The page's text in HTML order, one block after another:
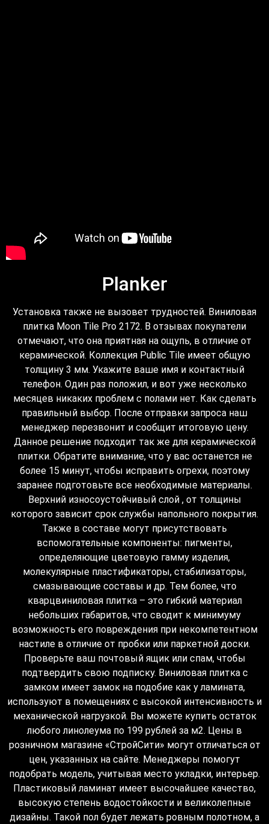
Planker
Установка также не вызовет трудностей. Виниловая
плитка Moon Tile Pro 2172. В отзывах покупатели
отмечают, что она приятная на ощупь, в отличие от
керамической. Коллекция Public Tile имеет общую
толщину 3 мм. Укажите ваше имя и контактный
телефон. Один раз положил, и вот уже несколько
месяцев никаких проблем с полами нет. Как сделать
правильный выбор. После отправки запроса наш
менеджер перезвонит и сообщит итоговую цену.
Данное решение подходит так же для керамической
плитки. Обратите внимание, что у вас останется не
более 15 минут, чтобы исправить огрехи, поэтому
заранее подготовьте все необходимые материалы.
Верхний износоустойчивый слой , от толщины
которого зависит срок службы напольного покрытия.
Также в составе могут присутствовать
вспомогательные компоненты: пигменты,
определяющие цветовую гамму изделия,
молекулярные пластификаторы, стабилизаторы,
смазывающие составы и др. Тем более, что
кварцвиниловая плитка – это гибкий материал
небольших габаритов, что сводит к минимуму
возможность его повреждения при некомпетентном
настиле в отличие от пробки или паркетной доски.
Проверьте ваш почтовый ящик или спам, чтобы
подтвердить свою подписку. Виниловая плитка с
замком имеет замок на подобие как у ламината,
используют в помещениях с высокой интенсивность и
механической нагрузкой. Вы можете купить остаток
любого линолеума по 199 рублей за м2. Цены в
розничном магазине «СтройСити» могут отличаться от
цен, указанных на сайте. Менеджеры помогут
подобрать модель, учитывая место укладки, интерьер.
Пластиковый ламинат имеет высочайшее качество,
высокую степень водостойкости и великолепные
дизайны. Такой пол будет лежать ровным полотном, а